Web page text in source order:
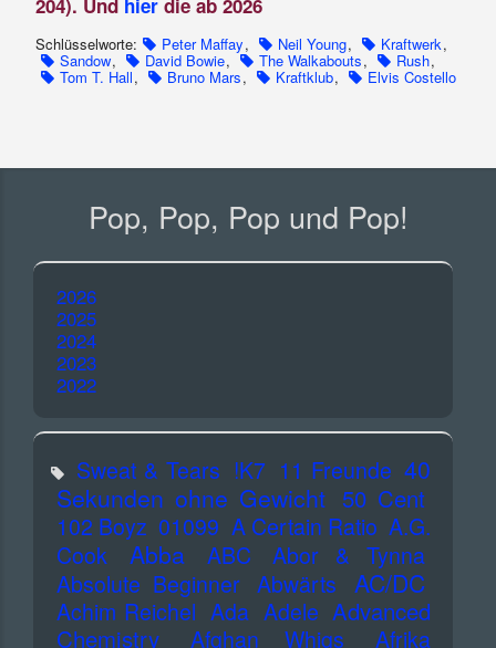
204). Und hier die ab 2026
Schlüsselworte: Peter Maffay, Neil Young, Kraftwerk,
Sandow, David Bowie, The Walkabouts, Rush,
Tom T. Hall, Bruno Mars, Kraftklub, Elvis Costello
Pop, Pop, Pop und Pop!
2026
2025
2024
2023
2022
Sweat & Tears !K7 11 Freunde 40
Sekunden ohne Gewicht 50 Cent
102 Boyz 01099 A Certain Ratio A.G.
Cook
Abba ABC
Abor & Tynna
Absolute Beginner Abwärts AC/DC
Achim Reichel Ada Adele Advanced
Chemistry
Afghan Whigs
Afrika